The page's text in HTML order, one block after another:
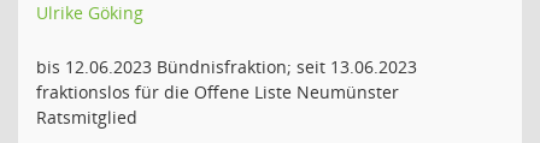
Ulrike Göking
bis 12.06.2023 Bündnisfraktion; seit 13.06.2023
fraktionslos für die Offene Liste Neumünster
Ratsmitglied